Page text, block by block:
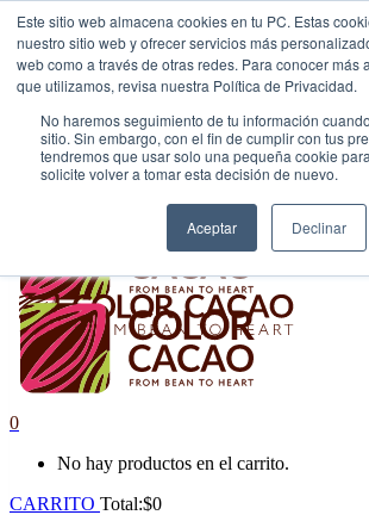
Este sitio web almacena cookies en tu PC. Estas
nuestro sitio web y ofrecer servicios más
web como a través de otras redes. Para conocer más
que utilizamos, revisa nuestra Política de Privacidad.
No haremos seguimiento de tu información
sitio. Sin embargo, con el fin de cumplir con tus
tendremos que usar solo una pequeña cookie
solicite volver a tomar esta decisión de nuevo.
Aceptar Declinar
|
Envío gratis en Antioquia por compras
0
No hay productos en el carrito.
CARRITO Total:$0